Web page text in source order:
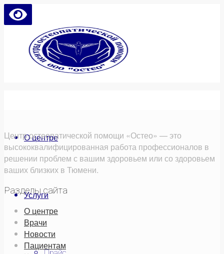
О центре
Услуги
Центр остеопатической помощи «Остео» — это
высококвалифицированная работа профессионалов в
решении проблем с вашим здоровьем или со здоровьем
ваших близких в Тюмени.
Разделы сайта
О центре
Врачи
Новости
Пациентам